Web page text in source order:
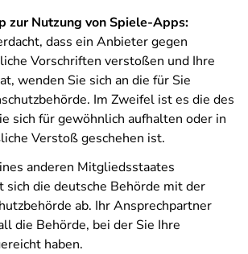
zur Nutzung von Spiele-Apps:
dass ein Anbieter gegen
Vorschriften verstoßen und Ihre
wenden Sie sich an die für Sie
Im Zweifel ist es die des
sich für gewöhnlich aufhalten oder in
Verstoß geschehen ist.
anderen Mitgliedsstaates
sich die deutsche Behörde mit der
ab. Ihr Ansprechpartner
die Behörde, bei der Sie Ihre
haben.